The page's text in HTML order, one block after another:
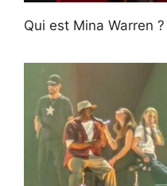
Qui est Mina Warren ?